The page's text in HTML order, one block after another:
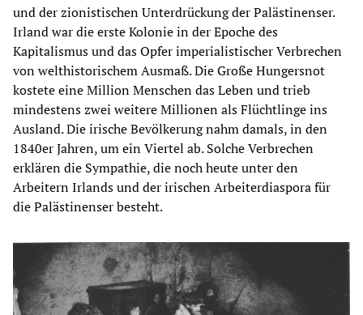
und der zionistischen Unterdrückung der Palästinenser.
Irland war die erste Kolonie in der Epoche des
Kapitalismus und das Opfer imperialistischer Verbrechen
von welthistorischem Ausmaß. Die Große Hungersnot
kostete eine Million Menschen das Leben und trieb
mindestens zwei weitere Millionen als Flüchtlinge ins
Ausland. Die irische Bevölkerung nahm damals, in den
1840er Jahren, um ein Viertel ab. Solche Verbrechen
erklären die Sympathie, die noch heute unter den
Arbeitern Irlands und der irischen Arbeiterdiaspora für
die Palästinenser besteht.